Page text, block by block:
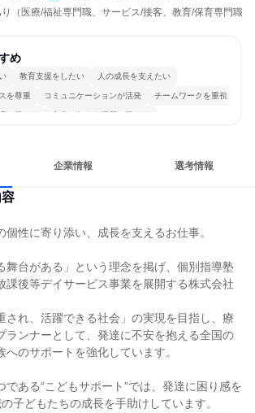
（医療/福祉専門職、サービス/接客、教育/保育専門職）
め
教育支援をしたい 人の成長を支えたい
を尊重 コミュニケーションが活発 チームワークを重視
で働ける 自分の好きな場所で働ける
企業情報 選考情報
個性に寄り添い、成長を支えるお仕事。
舞台がある」という理念を掲げ、個別指導塾
課後等デイサービス事業を展開する株式会社
され、活躍できる社会」の実現を目指し、療
ランナーとして、発達に不安を抱える全国の
のサポートを強化しています。
である“こどもサポート”では、発達に困り感を
子どもたちの成長を手助けしています。